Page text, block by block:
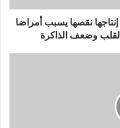
نقصها يسبب أمراضا
وضعف الذاكرة